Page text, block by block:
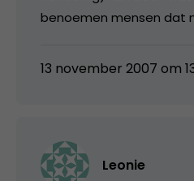
benoemen mensen dat
13 november 2007 om
Leonie